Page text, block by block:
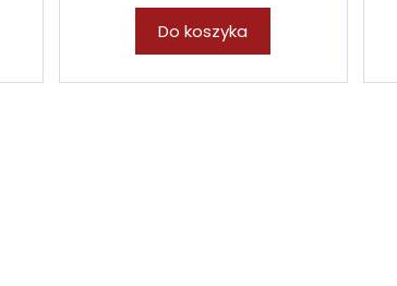
Do koszyka